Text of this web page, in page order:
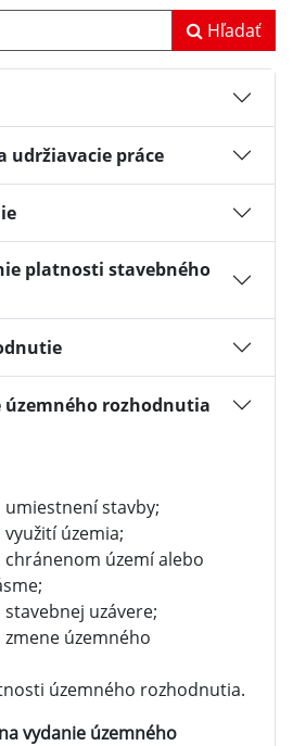
Hľadať
udržiavacie práce
platnosti stavebného
územného rozhodnutia
stavby;
územia;
území alebo
uzávere;
územného
územného rozhodnutia.
vydanie územného